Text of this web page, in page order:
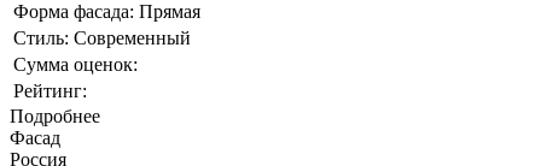
Форма фасада: Прямая
Стиль: Современный
Сумма оценок:
Рейтинг:
Подробнее
Фасад
Россия